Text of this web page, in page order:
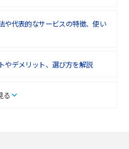
や代表的なサービスの特徴、使い
やデメリット、選び方を解説
い方をわかりやすく解説
る